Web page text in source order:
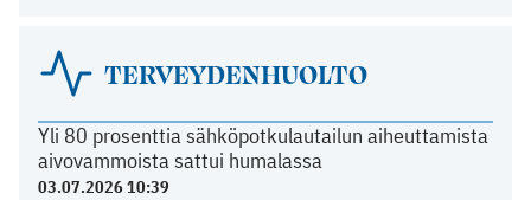
TERVEYDENHUOLTO
Yli 80 prosenttia sähköpotkulautailun aiheuttamista
aivovammoista sattui humalassa
03.07.2026 10:39